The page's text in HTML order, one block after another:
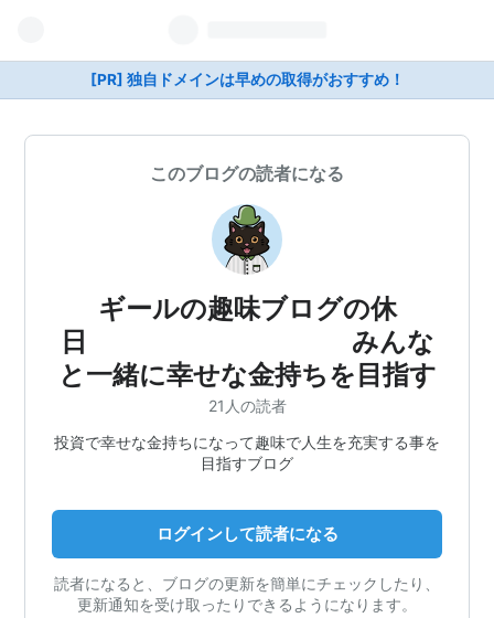
[PR] 独自ドメインは早めの取得がおすすめ！
このブログの読者になる
ギールの趣味ブログの休
日 みんな
と一緒に幸せな金持ちを目指す
21人の読者
投資で幸せな金持ちになって趣味で人生を充実する事を
目指すブログ
ログインして読者になる
読者になると、ブログの更新を簡単にチェックしたり、
更新通知を受け取ったりできるようになります。